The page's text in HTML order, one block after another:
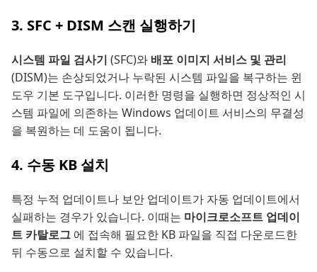
3. SFC + DISM 스캔 실행하기
시스템 파일 검사기 (SFC)와 배포 이미지 서비스 및 관리
(DISM)는 손상되었거나 누락된 시스템 파일을 복구하는 윈
도우 기본 도구입니다. 이러한 명령을 실행하면 정상적인 시
스템 파일에 의존하는 Windows 업데이트 서비스의 무결성
을 복원하는 데 도움이 됩니다.
4. 수동 KB 설치
특정 누적 업데이트나 보안 업데이트가 자동 업데이트에서
실패하는 경우가 있습니다. 이때는 마이크로소프트 업데이
트 카탈로그 에 접속해 필요한 KB 파일을 직접 다운로드한
뒤 수동으로 설치할 수 있습니다.